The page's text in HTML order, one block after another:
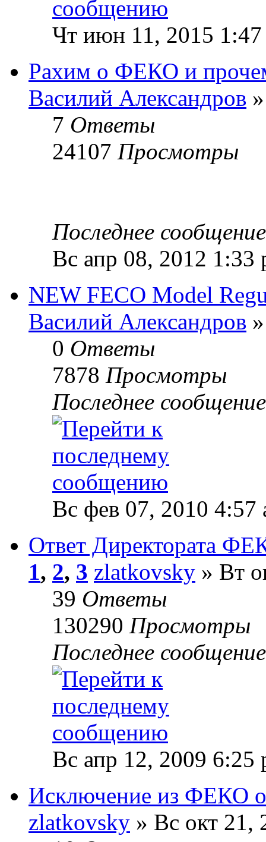
Чт июн 11, 2015
Рахим о ФЕКО и
Василий Александров
7 Ответы
24107 Просмотры
Последнее
Вс апр 08, 2012 1:33
NEW FECO Model
Василий Александров
0 Ответы
7878 Просмотры
Последнее
Вс фев 07, 2010 4:57
Ответ Директората
1, 2, 3 zlatkovsky » Вт
39 Ответы
130290 Просмотры
Последнее
Вс апр 12, 2009 6:25
Исключение из ФЕКО
zlatkovsky » Вс окт 21,